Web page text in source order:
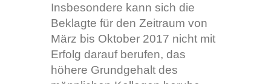
Insbesondere kann sich die
Beklagte für den Zeitraum von
März bis Oktober 2017 nicht mit
Erfolg darauf berufen, das
höhere Grundgehalt des